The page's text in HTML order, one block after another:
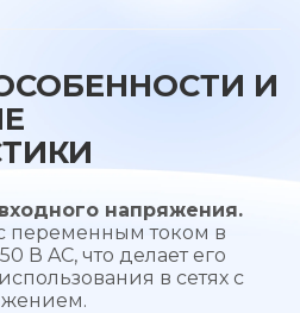
И
напряжения.
переменным током в
В AC, что делает его
в сетях с